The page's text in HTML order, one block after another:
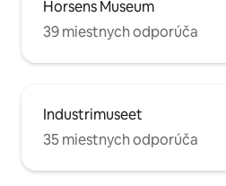
Horsens Museum
39 miestnych odporúča
Industrimuseet
35 miestnych odporúča